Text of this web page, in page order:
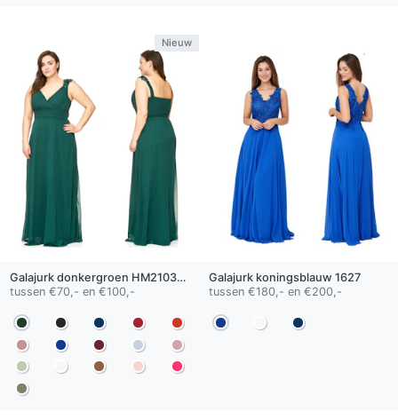
Nieuw
Galajurk donkergroen HM2103QS
tussen €70,- en €100,-
Galajurk koningsblauw 1627
tussen €180,- en €200,-